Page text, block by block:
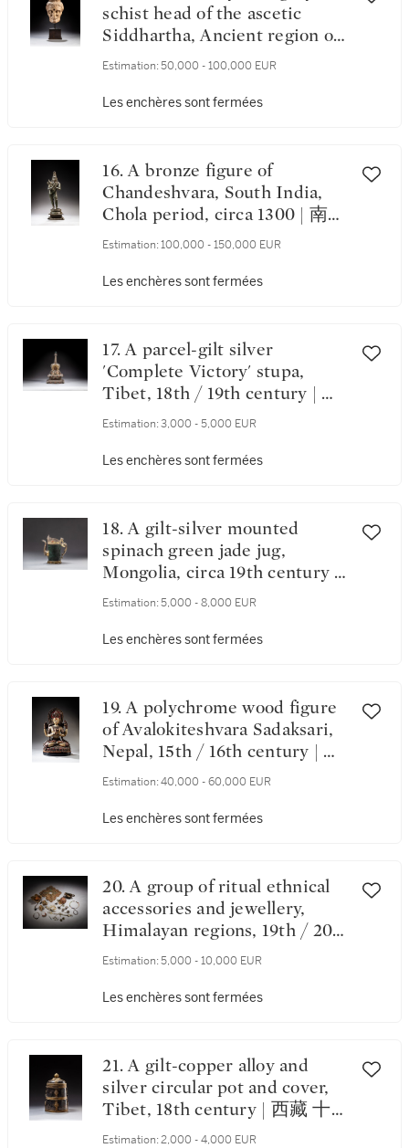
schist head of the ascetic
Siddhartha, Ancient region of
Gandhara, 2nd / 3rd century |
釋迦牟尼苦行首像
Estimation: 50,000 - 100,000 EUR
Les enchères sont fermées
16. A bronze figure of
Chandeshvara, South India,
Chola period, circa 1300 | 南印
度 朱羅王朝 約1300年 銅旃提
Estimation: 100,000 - 150,000 EUR
Les enchères sont fermées
17. A parcel-gilt silver
'Complete Victory' stupa,
Tibet, 18th / 19th century | 西
藏 十八 / 十九世紀 局部鎏金
Estimation: 3,000 - 5,000 EUR
Les enchères sont fermées
18. A gilt-silver mounted
spinach green jade jug,
Mongolia, circa 19th century |
蒙古 約十九世紀 碧玉銀鎏金
Estimation: 5,000 - 8,000 EUR
Les enchères sont fermées
19. A polychrome wood figure
of Avalokiteshvara Sadaksari,
Nepal, 15th / 16th century | 尼
泊爾 十五 / 十六世紀 四臂觀
Estimation: 40,000 - 60,000 EUR
Les enchères sont fermées
20. A group of ritual ethnical
accessories and jewellery,
Himalayan regions, 19th / 20th
century | 喜馬拉雅地區 十九 /
珠寶一組
Estimation: 5,000 - 10,000 EUR
Les enchères sont fermées
21. A gilt-copper alloy and
silver circular pot and cover,
Tibet, 18th century | 西藏 十八
世紀 銀及鎏金銅圓罐連蓋
Estimation: 2,000 - 4,000 EUR